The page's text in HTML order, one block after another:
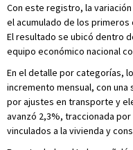
Con este registro, la
el acumulado de los primeros
El resultado se ubicó dentro
equipo económico nacional
En el detalle por categorías,
incremento mensual, con
por ajustes en transporte y
avanzó 2,3%, traccionada
vinculados a la vivienda y